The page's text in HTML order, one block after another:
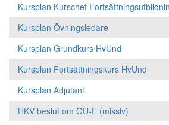
Kursplan Kurschef
Kursplan Övningsledare
Kursplan Grundkurs HvUnd
Kursplan Fortsättningskurs HvUnd
Kursplan Adjutant
HKV beslut om GU-F (missiv)